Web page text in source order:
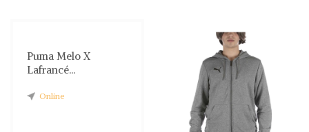
Puma Melo X
Lafrancé...
Online